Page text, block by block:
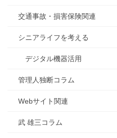
交通事故・損害保険関連
シニアライフを考える
デジタル機器活用
管理人独断コラム
Webサイト関連
武 雄三コラム